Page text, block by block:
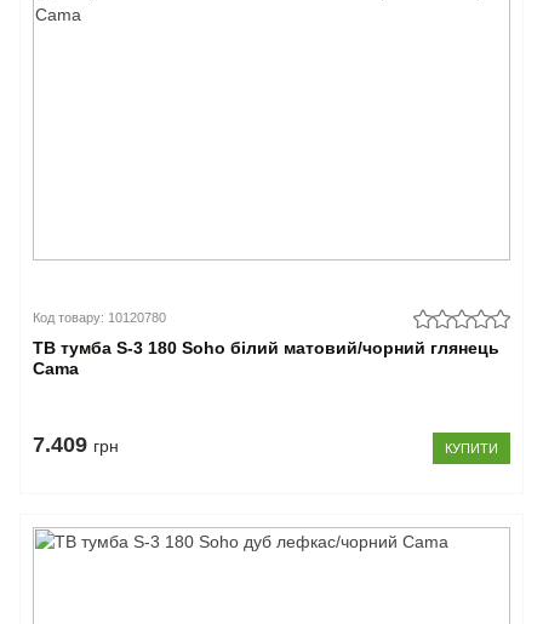
Код товару: 10120780
ТВ тумба S-3 180 Soho білий матовий/чорний глянець
Cama
7.409 грн КУПИТИ